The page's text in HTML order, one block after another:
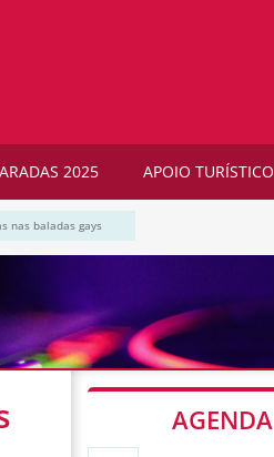
2025 APOIO TURÍSTICO
nas baladas gays
AGENDA